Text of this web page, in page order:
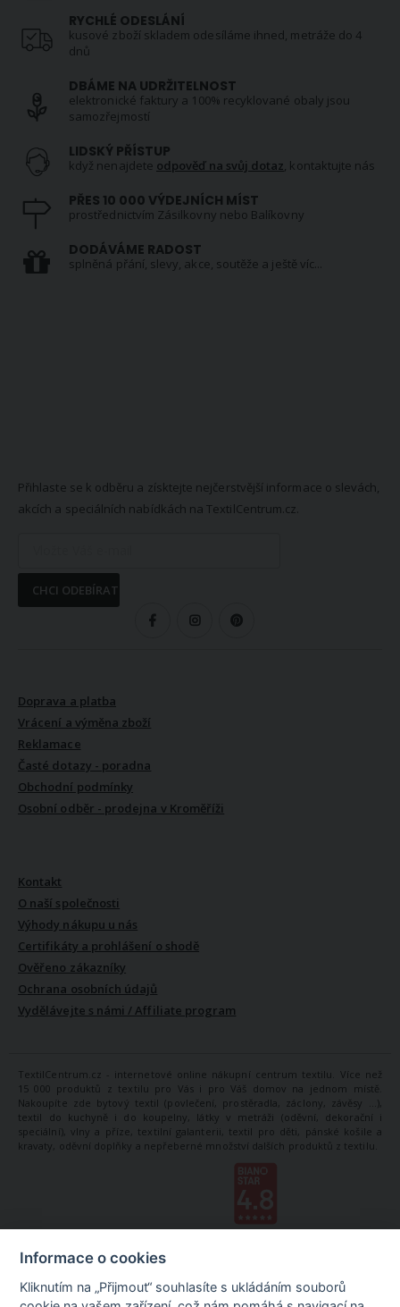
RYCHLÉ ODESLÁNÍ
kusové zboží skladem odesíláme ihned, metráže do 4
dnů
DBÁME NA UDRŽITELNOST
elektronické faktury a 100% recyklované obaly jsou
samozřejmostí
LIDSKÝ PŘÍSTUP
když nenajdete odpověď na svůj dotaz , kontaktujte nás
PŘES 10 000 VÝDEJNÍCH MÍST
prostřednictvím Zásilkovny nebo Balíkovny
DODÁVÁME RADOST
splněná přání, slevy, akce, soutěže a ještě víc...
Přihlaste se k odběru a získtejte nejčerstvější informace o slevách,
akcích a speciálních nabídkách na TextilCentrum.cz.
CHCI ODEBÍRAT
Doprava a platba
Vrácení a výměna zboží
Reklamace
Časté dotazy - poradna
Obchodní podmínky
Osobní odběr - prodejna v Kroměříži
Kontakt
O naší společnosti
Výhody nákupu u nás
Certifikáty a prohlášení o shodě
Ověřeno zákazníky
Ochrana osobních údajů
Vydělávejte s námi / Affiliate program
TextilCentrum.cz - internetové online nákupní centrum textilu. Více než
15 000 produktů z textilu pro Vás i pro Váš domov na jednom místě.
Nakoupíte zde bytový textil (povlečení, prostěradla, záclony, závěsy ...),
textil do kuchyně i do koupelny, látky v metráži (oděvní, dekorační i
speciální), vlny a příze, textilní galanterii, textil pro děti, pánské košile a
kravaty, oděvní doplňky a nepřeberné množství dalších produktů z textilu.
Informace o cookies
Kliknutím na „Přijmout“ souhlasíte s ukládáním souborů